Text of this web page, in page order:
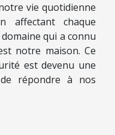
vie quotidienne
affectant chaque
qui a connu
notre maison. Ce
est devenu une
répondre à nos